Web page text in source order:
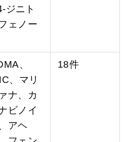
ジニト
ェノー
、
、マリ
ナ、カ
ビノイ
アヘ
18件